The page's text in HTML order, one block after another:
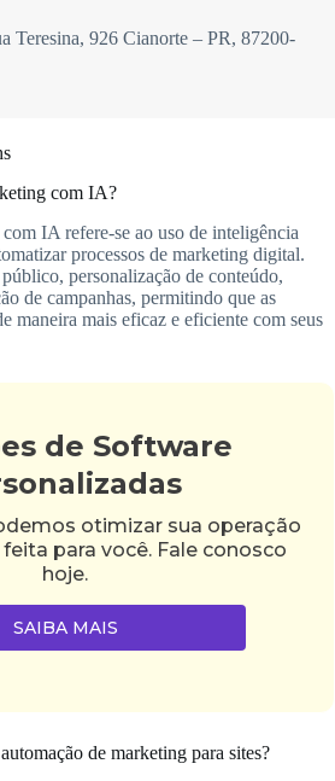
Teresina, 926 Cianorte – PR, 87200-
com IA?
IA refere-se ao uso de inteligência
processos de marketing digital.
personalização de conteúdo,
de campanhas, permitindo que as
maneira mais eficaz e eficiente com seus
de Software
otimizar sua operação
para você. Fale conosco
hoje.
SAIBA MAIS
de marketing para sites?